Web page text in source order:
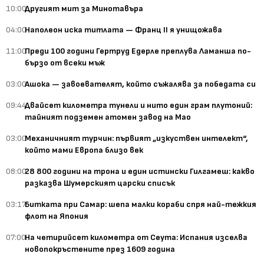
10:00Другият мит за Минотавъра
04:00Наполеон иска титлата — Франц II я унищожава
11:00Преди 100 години Гертруд Едерле преплува Ламанша по-
бързо от всеки мъж
03:00Ашока — завоевателят, който съжалява за победата си
09:44Двайсет километра тунели и нито един грам плутоний:
тайният подземен атомен завод на Мао
03:00Механичният турчин: първият „изкуствен интелект“,
който мами Европа близо век
08:0028 800 години на трона и един истински Гилгамеш: какво
разказва Шумерският царски списък
03:17Битката при Самар: шепа малки кораби спря най-тежкия
флот на Япония
07:00На четирийсет километра от Сеута: Испания изселва
новопокръстените през 1609 година